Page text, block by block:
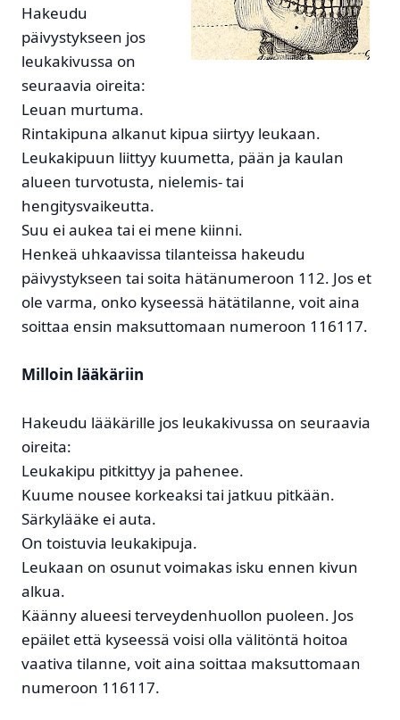
Hakeudu
päivystykseen jos
leukakivussa on
seuraavia oireita:
Leuan murtuma.
Rintakipuna alkanut kipua siirtyy leukaan.
Leukakipuun liittyy kuumetta, pään ja kaulan
alueen turvotusta, nielemis- tai
hengitysvaikeutta.
Suu ei aukea tai ei mene kiinni.
Henkeä uhkaavissa tilanteissa hakeudu
päivystykseen tai soita hätänumeroon 112. Jos et
ole varma, onko kyseessä hätätilanne, voit aina
soittaa ensin maksuttomaan numeroon 116117.
Milloin lääkäriin
Hakeudu lääkärille jos leukakivussa on seuraavia
oireita:
Leukakipu pitkittyy ja pahenee.
Kuume nousee korkeaksi tai jatkuu pitkään.
Särkylääke ei auta.
On toistuvia leukakipuja.
Leukaan on osunut voimakas isku ennen kivun
alkua.
Käänny alueesi terveydenhuollon puoleen. Jos
epäilet että kyseessä voisi olla välitöntä hoitoa
vaativa tilanne, voit aina soittaa maksuttomaan
numeroon 116117.